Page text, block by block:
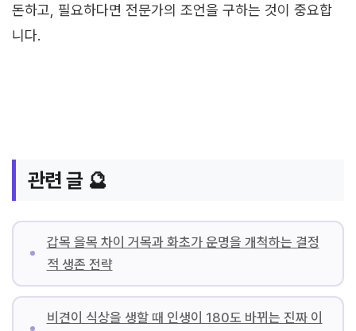
돈하고, 필요하다면 전문가의 조언을 구하는 것이 중요합
니다.
관련 글 🔮
갑목 을목 차이 거목과 화초가 운명을 개척하는 결정
적 생존 전략
비견이 식상을 생할 때 인생이 180도 바뀌는 진짜 이